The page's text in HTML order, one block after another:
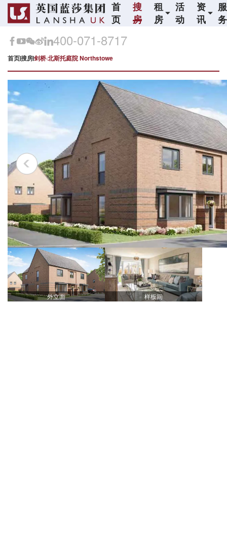
首
页
搜
房
租
房
活
动
资
讯
服
务
400-071-8717
首页搜房剑桥·北斯托庭院 Northstowe
外立面 样板间